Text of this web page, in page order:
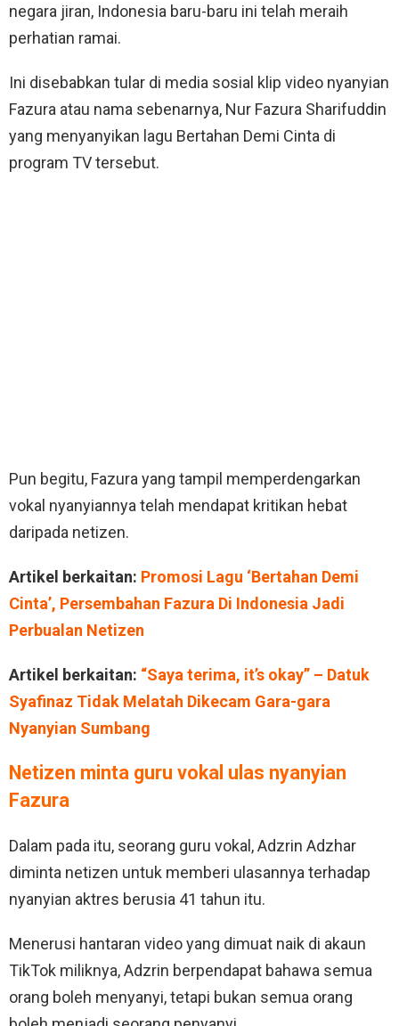
negara jiran, Indonesia baru-baru ini telah meraih
perhatian ramai.
Ini disebabkan tular di media sosial klip video nyanyian
Fazura atau nama sebenarnya, Nur Fazura Sharifuddin
yang menyanyikan lagu Bertahan Demi Cinta di
program TV tersebut.
Pun begitu, Fazura yang tampil memperdengarkan
vokal nyanyiannya telah mendapat kritikan hebat
daripada netizen.
Artikel berkaitan: Promosi Lagu ‘Bertahan Demi
Cinta’, Persembahan Fazura Di Indonesia Jadi
Perbualan Netizen
Artikel berkaitan: “Saya terima, it’s okay” – Datuk
Syafinaz Tidak Melatah Dikecam Gara-gara
Nyanyian Sumbang
Netizen minta guru vokal ulas nyanyian
Fazura
Dalam pada itu, seorang guru vokal, Adzrin Adzhar
diminta netizen untuk memberi ulasannya terhadap
nyanyian aktres berusia 41 tahun itu.
Menerusi hantaran video yang dimuat naik di akaun
TikTok miliknya, Adzrin berpendapat bahawa semua
orang boleh menyanyi, tetapi bukan semua orang